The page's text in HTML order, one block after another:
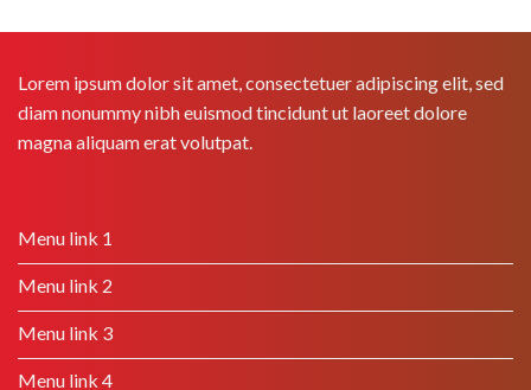
Lorem ipsum dolor sit amet, consectetuer adipiscing elit, sed
diam nonummy nibh euismod tincidunt ut laoreet dolore
magna aliquam erat volutpat.
Menu link 1
Menu link 2
Menu link 3
Menu link 4